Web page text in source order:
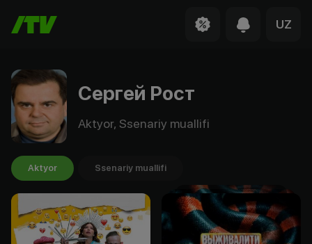
UZ
Сергей Рост
Aktyor, Ssenariy muallifi
Aktyor Ssenariy muallifi